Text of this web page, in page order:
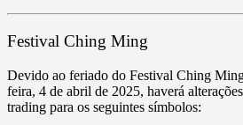
Festival Ching Ming
Devido ao feriado do Festival Ching
feira, 4 de abril de 2025, haverá
trading para os seguintes símbolos: